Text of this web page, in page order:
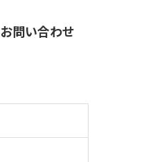
お問い合わせ